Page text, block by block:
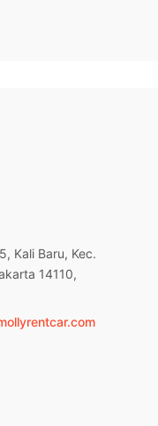
Kali Baru, Kec.
14110,